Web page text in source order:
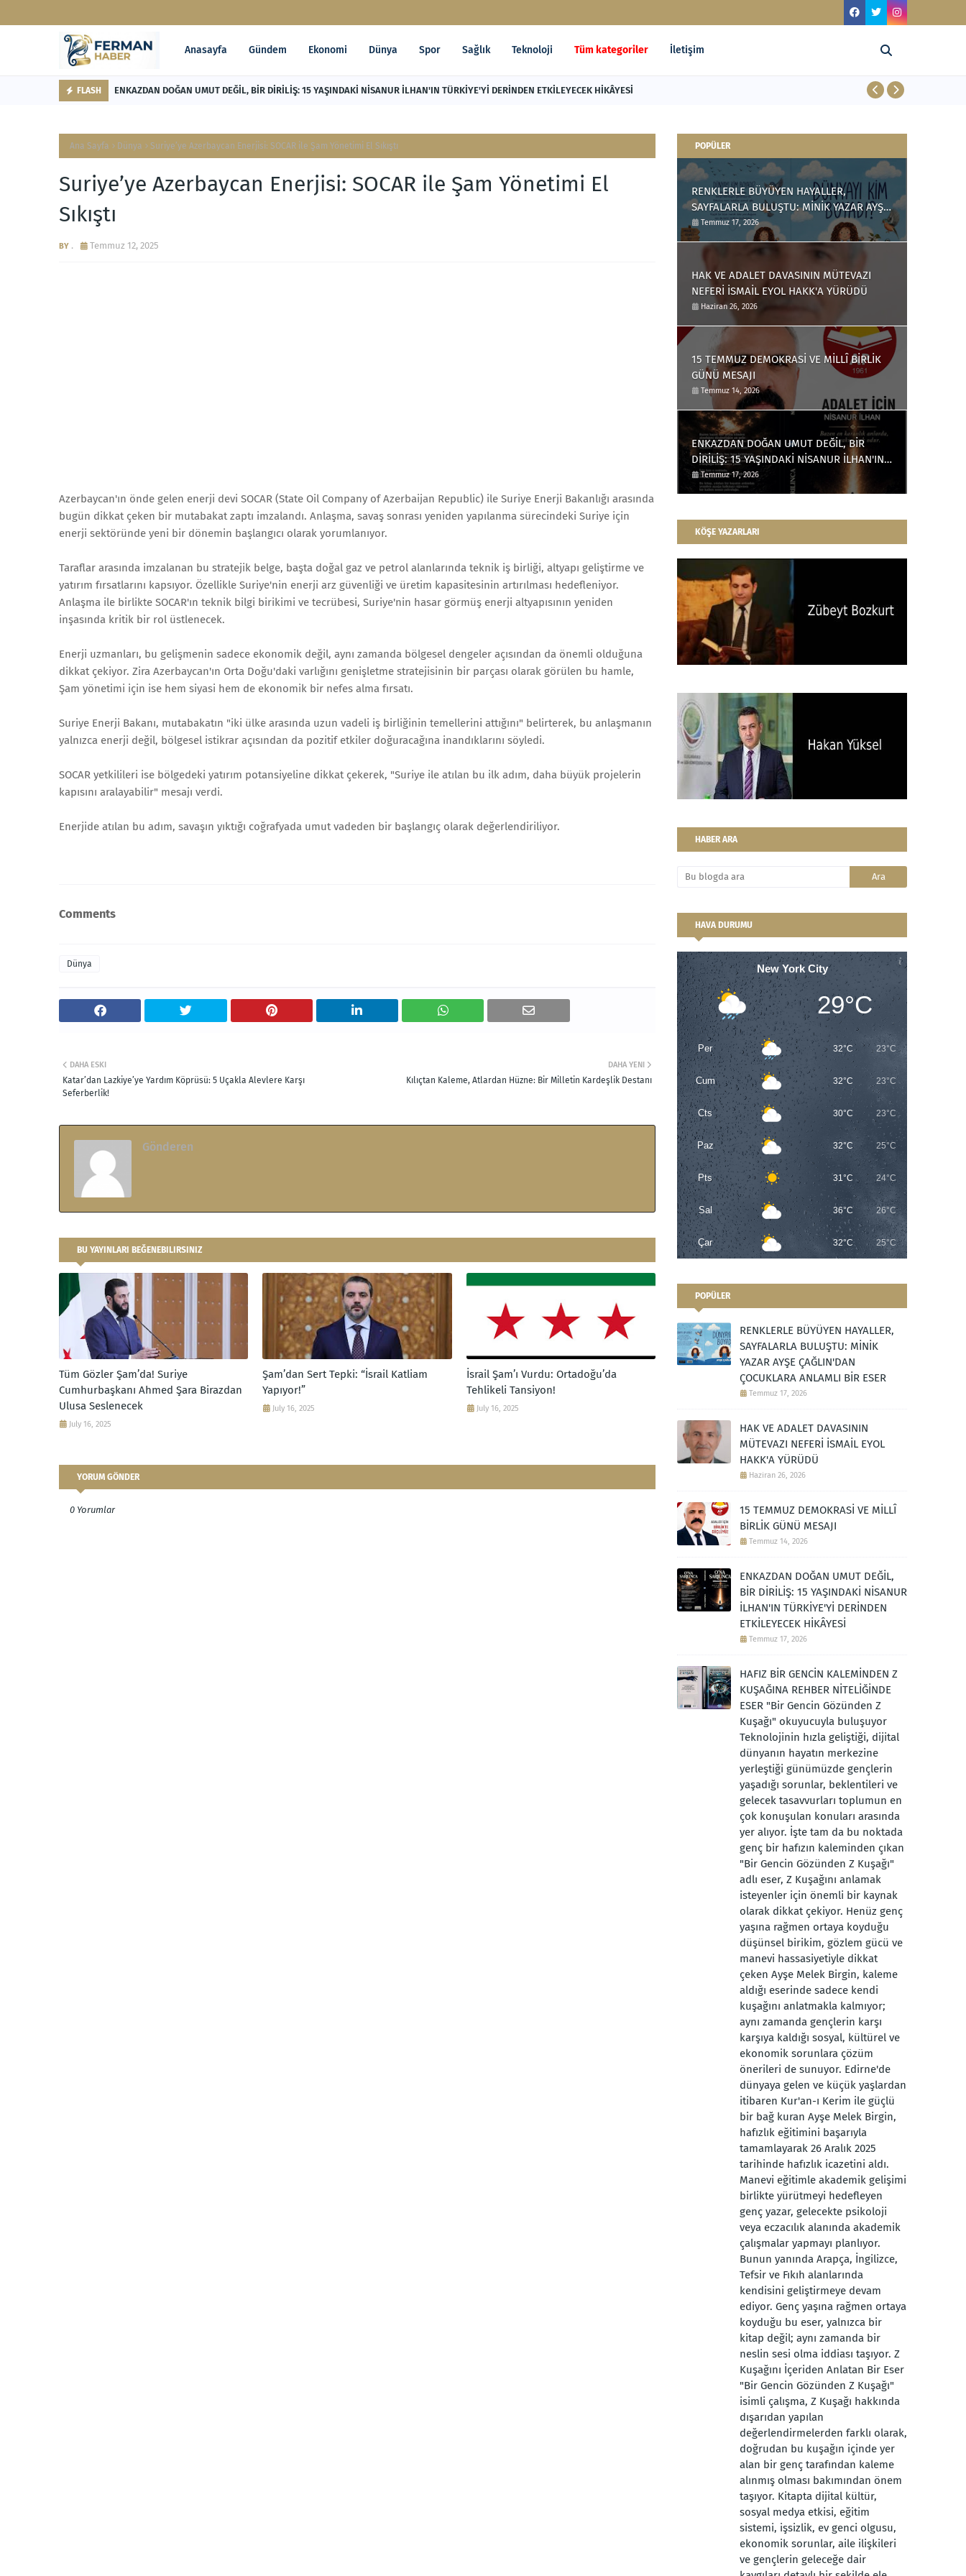
Anasayfa Gündem Ekonomi Dünya Spor Sağlık Teknoloji Tüm kategoriler İletişim
FLASH ENKAZDAN DOĞAN UMUT DEĞİL, BİR DİRİLİŞ: 15 YAŞINDAKİ NİSANUR İLHAN'IN TÜRKİYE'Yİ DERİNDEN ETKİLEYECEK HİKÂYESİ
Ana Sayfa Dünya Suriye’ye Azerbaycan Enerjisi: SOCAR ile Şam Yönetimi El Sıkıştı
Suriye’ye Azerbaycan Enerjisi: SOCAR ile Şam Yönetimi El
Sıkıştı
. Temmuz 12, 2025
Azerbaycan'ın önde gelen enerji devi SOCAR (State Oil Company of Azerbaijan Republic) ile Suriye Enerji Bakanlığı arasında
bugün dikkat çeken bir mutabakat zaptı imzalandı. Anlaşma, savaş sonrası yeniden yapılanma sürecindeki Suriye için
enerji sektöründe yeni bir dönemin başlangıcı olarak yorumlanıyor.
Taraflar arasında imzalanan bu stratejik belge, başta doğal gaz ve petrol alanlarında teknik iş birliği, altyapı geliştirme ve
yatırım fırsatlarını kapsıyor. Özellikle Suriye'nin enerji arz güvenliği ve üretim kapasitesinin artırılması hedefleniyor.
Anlaşma ile birlikte SOCAR'ın teknik bilgi birikimi ve tecrübesi, Suriye'nin hasar görmüş enerji altyapısının yeniden
inşasında kritik bir rol üstlenecek.
Enerji uzmanları, bu gelişmenin sadece ekonomik değil, aynı zamanda bölgesel dengeler açısından da önemli olduğuna
dikkat çekiyor. Zira Azerbaycan'ın Orta Doğu'daki varlığını genişletme stratejisinin bir parçası olarak görülen bu hamle,
Şam yönetimi için ise hem siyasi hem de ekonomik bir nefes alma fırsatı.
Suriye Enerji Bakanı, mutabakatın "iki ülke arasında uzun vadeli iş birliğinin temellerini attığını" belirterek, bu anlaşmanın
yalnızca enerji değil, bölgesel istikrar açısından da pozitif etkiler doğuracağına inandıklarını söyledi.
SOCAR yetkilileri ise bölgedeki yatırım potansiyeline dikkat çekerek, "Suriye ile atılan bu ilk adım, daha büyük projelerin
kapısını aralayabilir" mesajı verdi.
Enerjide atılan bu adım, savaşın yıktığı coğrafyada umut vadeden bir başlangıç olarak değerlendiriliyor.
Comments
Dünya
DAHA YENI
Kılıçtan Kaleme, Atlardan Hüzne: Bir Milletin Kardeşlik Destanı
DAHA ESKI
Katar’dan Lazkiye’ye Yardım Köprüsü: 5 Uçakla Alevlere Karşı
Seferberlik!
Gönderen
BU YAYINLARI BEĞENEBILIRSINIZ
Tüm Gözler Şam’da! Suriye
Cumhurbaşkanı Ahmed Şara Birazdan
Ulusa Seslenecek
July 16, 2025
Şam’dan Sert Tepki: “İsrail Katliam
Yapıyor!”
July 16, 2025
İsrail Şam’ı Vurdu: Ortadoğu’da
Tehlikeli Tansiyon!
July 16, 2025
YORUM GÖNDER
0 Yorumlar
POPÜLER
RENKLERLE BÜYÜYEN HAYALLER,
SAYFALARLA BULUŞTU: MİNİK YAZAR AYŞE
ÇAĞLIN'DAN ÇOCUKLARA ANLAMLI BİR
ESER
Temmuz 17, 2026
HAK VE ADALET DAVASININ MÜTEVAZI
NEFERİ İSMAİL EYOL HAKK'A YÜRÜDÜ
Haziran 26, 2026
15 TEMMUZ DEMOKRASİ VE MİLLÎ BİRLİK
GÜNÜ MESAJI
Temmuz 14, 2026
ENKAZDAN DOĞAN UMUT DEĞİL, BİR
DİRİLİŞ: 15 YAŞINDAKİ NİSANUR İLHAN'IN
TÜRKİYE'Yİ DERİNDEN ETKİLEYECEK
HİKÂYESİ
Temmuz 17, 2026
KÖŞE YAZARLARI
HABER ARA
HAVA DURUMU
New York City
29°C
Per 32°C 23°C
Cum 32°C 23°C
Cts 30°C 23°C
Paz 32°C 25°C
Pts 31°C 24°C
Sal 36°C 26°C
Çar 32°C 25°C
POPÜLER
RENKLERLE BÜYÜYEN HAYALLER,
SAYFALARLA BULUŞTU: MİNİK
YAZAR AYŞE ÇAĞLIN'DAN
ÇOCUKLARA ANLAMLI BİR ESER
Temmuz 17, 2026
HAK VE ADALET DAVASININ
MÜTEVAZI NEFERİ İSMAİL EYOL
HAKK'A YÜRÜDÜ
Haziran 26, 2026
15 TEMMUZ DEMOKRASİ VE MİLLÎ
BİRLİK GÜNÜ MESAJI
Temmuz 14, 2026
ENKAZDAN DOĞAN UMUT DEĞİL,
BİR DİRİLİŞ: 15 YAŞINDAKİ NİSANUR
İLHAN'IN TÜRKİYE'Yİ DERİNDEN
ETKİLEYECEK HİKÂYESİ
Temmuz 17, 2026
HAFIZ BİR GENCİN KALEMİNDEN Z
KUŞAĞINA REHBER NİTELİĞİNDE
ESER "Bir Gencin Gözünden Z
Kuşağı" okuyucuyla buluşuyor
Teknolojinin hızla geliştiği, dijital
dünyanın hayatın merkezine
yerleştiği günümüzde gençlerin
yaşadığı sorunlar, beklentileri ve
gelecek tasavvurları toplumun en
çok konuşulan konuları arasında
yer alıyor. İşte tam da bu noktada
genç bir hafızın kaleminden çıkan
"Bir Gencin Gözünden Z Kuşağı"
adlı eser, Z Kuşağını anlamak
isteyenler için önemli bir kaynak
olarak dikkat çekiyor. Henüz genç
yaşına rağmen ortaya koyduğu
düşünsel birikim, gözlem gücü ve
manevi hassasiyetiyle dikkat
çeken Ayşe Melek Birgin, kaleme
aldığı eserinde sadece kendi
kuşağını anlatmakla kalmıyor;
aynı zamanda gençlerin karşı
karşıya kaldığı sosyal, kültürel ve
ekonomik sorunlara çözüm
önerileri de sunuyor. Edirne'de
dünyaya gelen ve küçük yaşlardan
itibaren Kur'an-ı Kerim ile güçlü
bir bağ kuran Ayşe Melek Birgin,
hafızlık eğitimini başarıyla
tamamlayarak 26 Aralık 2025
tarihinde hafızlık icazetini aldı.
Manevi eğitimle akademik gelişimi
birlikte yürütmeyi hedefleyen
genç yazar, gelecekte psikoloji
veya eczacılık alanında akademik
çalışmalar yapmayı planlıyor.
Bunun yanında Arapça, İngilizce,
Tefsir ve Fıkıh alanlarında
kendisini geliştirmeye devam
ediyor. Genç yaşına rağmen ortaya
koyduğu bu eser, yalnızca bir
kitap değil; aynı zamanda bir
neslin sesi olma iddiası taşıyor. Z
Kuşağını İçeriden Anlatan Bir Eser
"Bir Gencin Gözünden Z Kuşağı"
isimli çalışma, Z Kuşağı hakkında
dışarıdan yapılan
değerlendirmelerden farklı olarak,
doğrudan bu kuşağın içinde yer
alan bir genç tarafından kaleme
alınmış olması bakımından önem
taşıyor. Kitapta dijital kültür,
sosyal medya etkisi, eğitim
sistemi, işsizlik, ev genci olgusu,
ekonomik sorunlar, aile ilişkileri
ve gençlerin geleceğe dair